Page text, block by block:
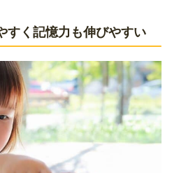
すく記憶力も伸びやすい